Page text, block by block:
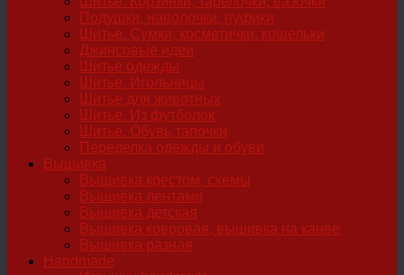
Подушки, наволочки, пуфики
Шитье. Сумки, косметички, кошельки
Джинсовые идеи
Шитье одежды
Шитье. Игольницы
Шитье для животных
Шитье. Из футболок
Шитье. Обувь,тапочки
Переделка одежды и обуви
Вышивка
Вышивка крестом, схемы
Вышивка лентами
Вышивка детская
Вышивка ковровая, вышивка на канве
Вышивка разная
Handmade